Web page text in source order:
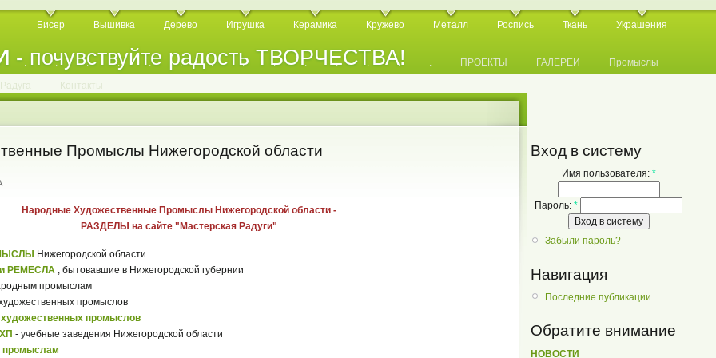
- почувствуйте радость ТВОРЧЕСТВА!
Бисер Вышивка Дерево Игрушка Керамика Кружево Металл Роспись Ткань Украшения
. . . . . . . . . . . . . . ПРОЕКТЫ ГАЛЕРЕИ Промыслы
Радуга Контакты
Промыслы Нижегородской области
Народные Художественные Промыслы Нижегородской области -
РАЗДЕЛЫ на сайте "Мастерская Радуги"
Нижегородской области
РЕМЕСЛА
, бытовавшие в Нижегородской губернии
промыслам
промыслов
промыслов
- учебные заведения Нижегородской области
промыслам
Вход в систему
Имя пользователя: *
Пароль: *
Забыли пароль?
Навигация
Последние публикации
Обратите внимание
НОВОСТИ